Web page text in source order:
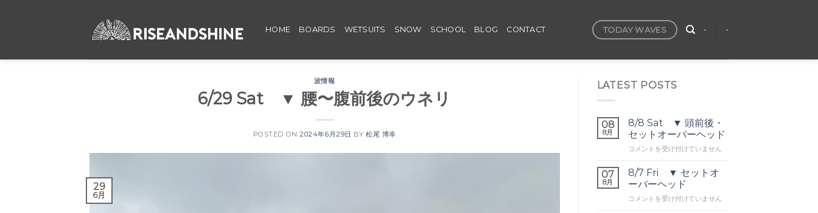
HOME BOARDS WETSUITS SNOW SCHOOL BLOG CONTACT TODAY WAVES - -
波情報
6/29 Sat ▼ 腰〜腹前後のウネリ
POSTED ON2024年6月29日 BY松尾 博幸
29
6月
LATEST POSTS
08
8月
8/8 Sat ▼ 頭前後・
セットオーバーヘッド
8/8
▼
頭
後・
コメントを受け付けていません
07
8月
8/7 Fri ▼ セットオ
ーバーヘッド
8/7
コメントを受け付けていません